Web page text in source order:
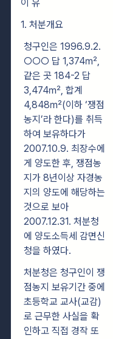
이 유
1. 처분개요
청구인은 1996.9.2.
○○○ 답 1,374㎡,
같은 곳 184-2 답
3,474㎡, 합계
4,848㎡(이하 ‘쟁점
농지’라 한다)를 취득
하여 보유하다가
2007.10.9. 최장수에
게 양도한 후, 쟁점농
지가 8년이상 자경농
지의 양도에 해당하는
것으로 보아
2007.12.31. 처분청
에 양도소득세 감면신
청을 하였다.
처분청은 청구인이 쟁
점농지 보유기간 중에
초등학교 교사(교감)
로 근무한 사실을 확
인하고 직접 경작 또